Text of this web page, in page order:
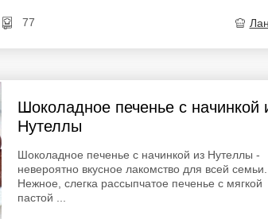
77
Шоколадное печенье с начинкой
Нутеллы
Шоколадное печенье с начинкой из Нутеллы -
невероятно вкусное лакомство для всей семьи.
Нежное, слегка рассыпчатое печенье с мягкой
пастой ...